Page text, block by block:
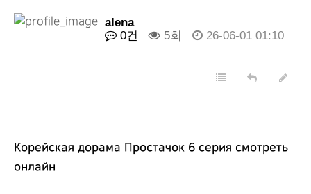
alena
0건
5회 26-06-01 01:10
Корейская дорама Простачок 6 серия смотреть
онлайн